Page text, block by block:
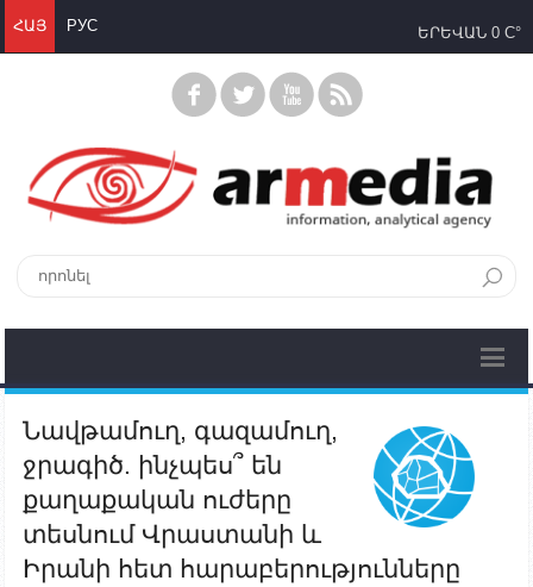
ՀԱՅ РУС ԵՐԵՎԱՆ 0 C°
Նավթամուղ, գազամուղ,
ջրագիծ. ինչպես՞ են
քաղաքական ուժերը
տեսնում Վրաստանի և
Իրանի հետ հարաբերությունները